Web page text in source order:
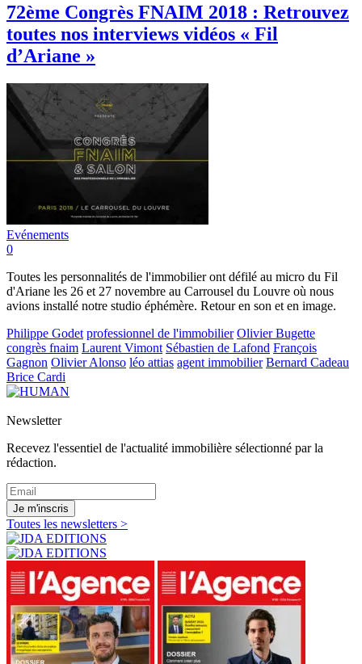
72ème Congrès FNAIM 2018 : Retrouvez
toutes nos interviews vidéos « Fil
d’Ariane »
Evénements
0
Toutes les personnalités de l'immobilier ont défilé au micro du Fil
d'Ariane les 26 et 27 novembre au Carrousel du Louvre où nous
avions installé notre studio éphémère. Retour en son et en image.
Philippe Godet professionnel de l'immobilier Olivier Bugette
congrès fnaim Laurent Vimont Sébastien de Lafond François
Gagnon Olivier Alonso léo attias agent immobilier Bernard Cadeau
Brice Cardi
Newsletter
Recevez l'essentiel de l'actualité immobilière sélectionné par la
rédaction.
Je m'inscris
Toutes les newsletters >